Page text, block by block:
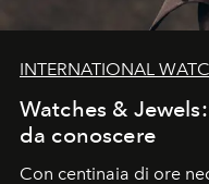
INTERNATIONAL
Watches &
da conoscere
Con centinaia di ore